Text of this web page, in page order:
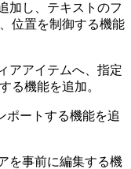
加し、テキストのフ
位置を制御する機能
アアイテムへ、指定
る機能を追加。
ポートする機能を追
を事前に編集する機